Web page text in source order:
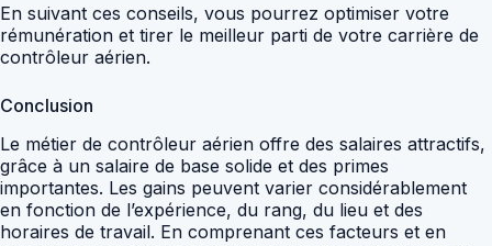
En suivant ces conseils, vous pourrez optimiser votre
rémunération et tirer le meilleur parti de votre carrière de
contrôleur aérien.
Conclusion
Le métier de contrôleur aérien offre des salaires attractifs,
grâce à un salaire de base solide et des primes
importantes. Les gains peuvent varier considérablement
en fonction de l’expérience, du rang, du lieu et des
horaires de travail. En comprenant ces facteurs et en